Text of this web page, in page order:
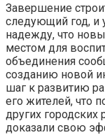
Завершение
следующий год, и
надежду, что
местом для
объединения
созданию новой
шаг к развитию
его жителей, что
других
доказали свою